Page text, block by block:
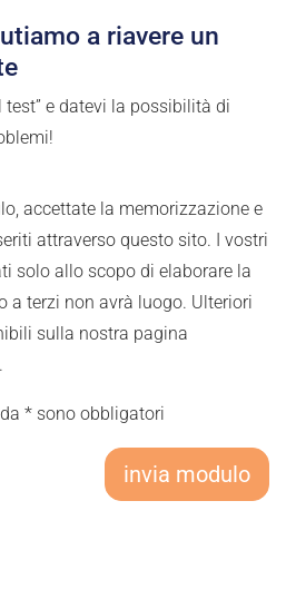
a riavere un
test” e datevi la possibilità di
accettate la memorizzazione e
attraverso questo sito. I vostri
solo allo scopo di elaborare la
a terzi non avrà luogo. Ulteriori
sulla nostra pagina
.
* sono obbligatori
invia modulo